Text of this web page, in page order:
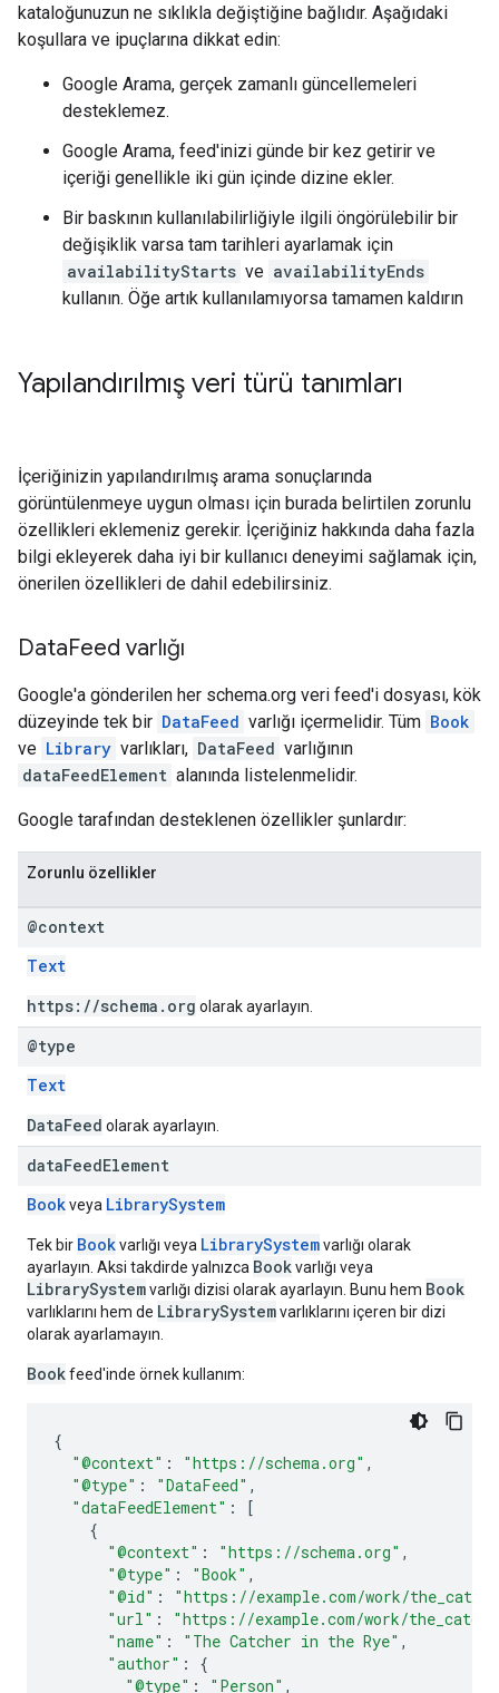
kataloğunuzun ne sıklıkla değiştiğine bağlıdır. Aşağıdaki
koşullara ve ipuçlarına dikkat edin:
Google Arama, gerçek zamanlı güncellemeleri
desteklemez.
Google Arama, feed'inizi günde bir kez getirir ve
içeriği genellikle iki gün içinde dizine ekler.
Bir baskının kullanılabilirliğiyle ilgili öngörülebilir bir
değişiklik varsa tam tarihleri ayarlamak için
availabilityStarts ve availabilityEnds
kullanın. Öğe artık kullanılamıyorsa tamamen kaldırın
Yapılandırılmış veri türü tanımları
İçeriğinizin yapılandırılmış arama sonuçlarında
görüntülenmeye uygun olması için burada belirtilen zorunlu
özellikleri eklemeniz gerekir. İçeriğiniz hakkında daha fazla
bilgi ekleyerek daha iyi bir kullanıcı deneyimi sağlamak için,
önerilen özellikleri de dahil edebilirsiniz.
DataFeed varlığı
Google'a gönderilen her schema.org veri feed'i dosyası, kök
düzeyinde tek bir DataFeed varlığı içermelidir. Tüm Book
ve Library varlıkları, DataFeed varlığının
dataFeedElement alanında listelenmelidir.
Google tarafından desteklenen özellikler şunlardır:
Zorunlu özellikler
@context
Text
https://schema.org olarak ayarlayın.
@type
Text
DataFeed olarak ayarlayın.
dataFeedElement
Bookveya LibrarySystem
Tek bir Bookvarlığı veya LibrarySystemvarlığı olarak
ayarlayın. Aksi takdirde yalnızca Bookvarlığı veya
LibrarySystemvarlığı dizisi olarak ayarlayın. Bunu hem Book
varlıklarını hem de LibrarySystemvarlıklarını içeren bir dizi
olarak ayarlamayın.
Bookfeed'inde örnek kullanım:
{
"@context" : "https://schema.org" ,
"@type" : "DataFeed" ,
"dataFeedElement" :
[
{
"@context" : "https://schema.org" ,
"@type" : "Book" ,
"@id" :
"https://example.com/work/
"url" :
"https://example.com/work/
"name" : "The Catcher in the Rye" ,
"author" :
{
"@type" : "Person" ,